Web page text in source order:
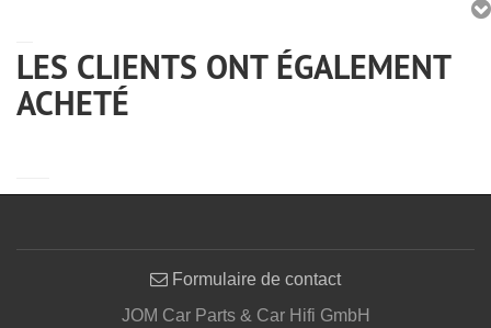
LES CLIENTS ONT ÉGALEMENT
ACHETÉ
Formulaire de contact
JOM Car Parts & Car Hifi GmbH